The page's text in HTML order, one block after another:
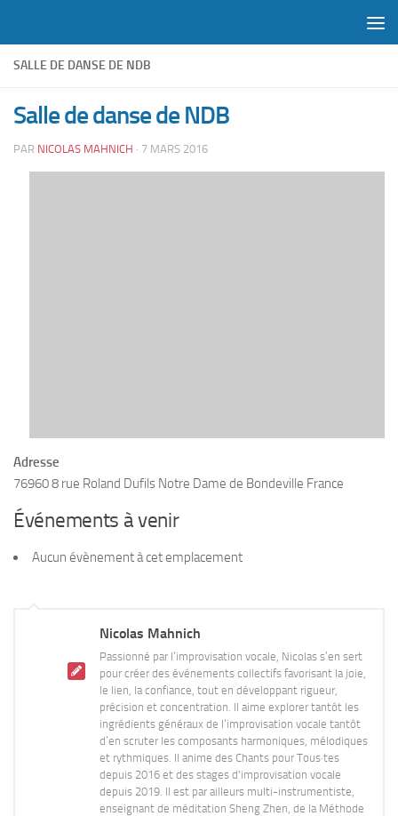
SALLE DE DANSE DE NDB
Salle de danse de NDB
PAR NICOLAS MAHNICH · 7 MARS 2016
Adresse
76960 8 rue Roland Dufils Notre Dame de Bondeville France
Événements à venir
Aucun évènement à cet emplacement
Nicolas Mahnich
Passionné par l’improvisation vocale, Nicolas s’en sert
pour créer des événements collectifs favorisant la joie,
le lien, la confiance, tout en développant rigueur,
précision et concentration. Il aime explorer tantôt les
ingrédients généraux de l’improvisation vocale tantôt
d’en scruter les composants harmoniques, mélodiques
et rythmiques. Il anime des Chants pour Tous·tes
depuis 2016 et des stages d'improvisation vocale
depuis 2019. Il est par ailleurs multi-instrumentiste,
enseignant de méditation Sheng Zhen, de la Méthode